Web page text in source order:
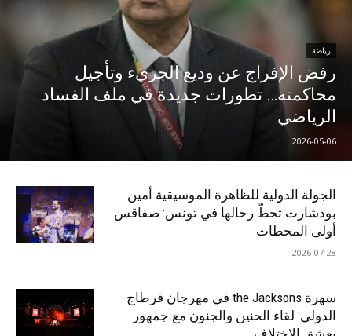
رياضة
رفض الإفراج عن وديع الجريء وتأجيل
محاكمته… تطورات جديدة في ملف الفساد
الرياضي
2026-05-06
الجولة الدولية للظاهرة الموسيقية أمين
بودشارت تحطّ رحالها في تونس: صفاقس
أولى المحطات
2026-07-28
سهرة the Jacksons في مهرجان قرطاج
الدولي: لقاء الحنين والجنون مع جمهور